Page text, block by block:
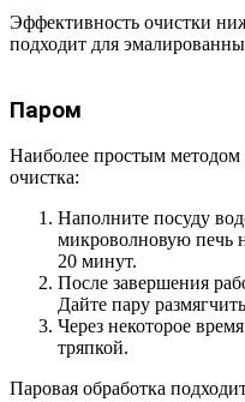
Эффективность очистки
подходит для
Паром
Наиболее простым методом
очистка:
Наполните посуду
микроволновую печь
20 минут.
После завершения
Дайте пару
Через некоторое
тряпкой.
Паровая обработка